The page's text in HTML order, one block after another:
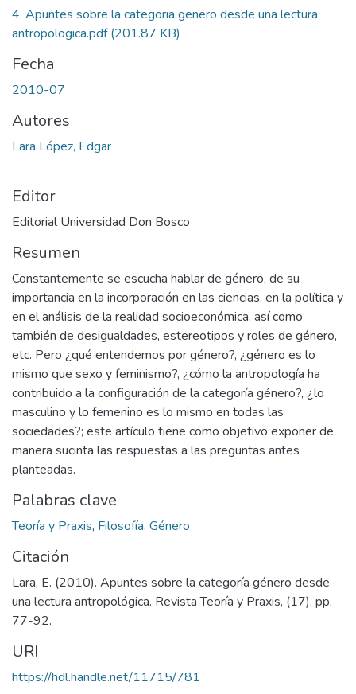
4. Apuntes sobre la categoria genero desde una lectura
antropologica.pdf(201.87 KB)
Fecha
2010-07
Autores
Lara López, Edgar
Editor
Editorial Universidad Don Bosco
Resumen
Constantemente se escucha hablar de género, de su
importancia en la incorporación en las ciencias, en la política y
en el análisis de la realidad socioeconómica, así como
también de desigualdades, estereotipos y roles de género,
etc. Pero ¿qué entendemos por género?, ¿género es lo
mismo que sexo y feminismo?, ¿cómo la antropología ha
contribuido a la configuración de la categoría género?, ¿lo
masculino y lo femenino es lo mismo en todas las
sociedades?; este artículo tiene como objetivo exponer de
manera sucinta las respuestas a las preguntas antes
planteadas.
Palabras clave
Teoría y Praxis, Filosofía, Género
Citación
Lara, E. (2010). Apuntes sobre la categoría género desde
una lectura antropológica. Revista Teoría y Praxis, (17), pp.
77-92.
URI
https://hdl.handle.net/11715/781